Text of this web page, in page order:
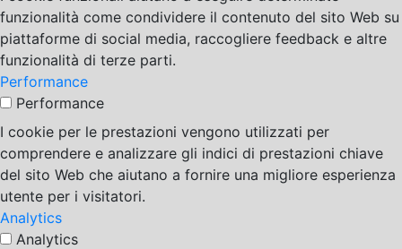
funzionalità come condividere il contenuto del sito Web su
piattaforme di social media, raccogliere feedback e altre
funzionalità di terze parti.
Performance
Performance
I cookie per le prestazioni vengono utilizzati per
comprendere e analizzare gli indici di prestazioni chiave
del sito Web che aiutano a fornire una migliore esperienza
utente per i visitatori.
Analytics
Analytics